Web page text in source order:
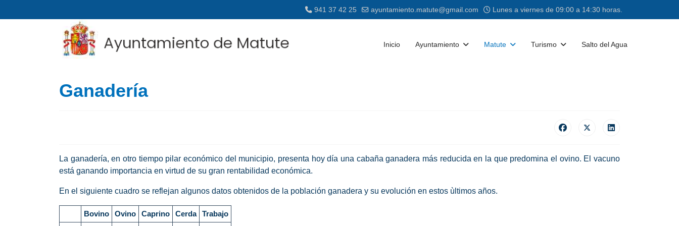
941 37 42 25 ayuntamiento.matute@gmail.com Lunes a viernes de 09:00 a 14:30 horas.
Inicio Ayuntamiento Matute Turismo Salto del Agua
Ganadería
La ganadería, en otro tiempo pilar económico del municipio, presenta hoy día una cabaña ganadera más reducida en la que predomina el ovino. El vacuno
está ganando importancia en virtud de su gran rentabilidad económica.
En el siguiente cuadro se reflejan algunos datos obtenidos de la población ganadera y su evolución en estos ùltimos años.
Bovino Ovino Caprino Cerda
Trabajo